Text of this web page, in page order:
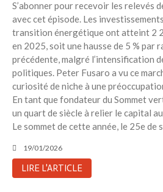
S’abonner pour recevoir les relevés
avec cet épisode. Les
transition énergétique ont atteint 2
en 2025, soit une hausse de 5 % par
précédente, malgré l’intensification
politiques. Peter Fusaro a vu ce
curiosité de niche à une
En tant que fondateur du Sommet
un quart de siècle à relier le capital
Le sommet de cette année, le 25e
19/01/2026
LIRE L'ARTICLE